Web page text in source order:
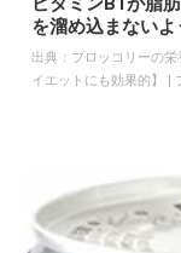
を溜め込まないよ
出典： ブロッコリーの
イエットにも効果的】 |